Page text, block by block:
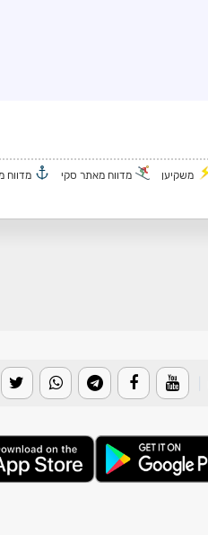
משקיען מדווח מאתר סקי
מדווח